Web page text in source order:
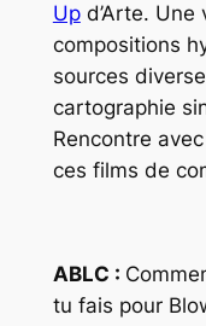
Upd’Arte. Une
compositions
sources
cartographie
Rencontre
ces films de
ABLC :
tu fais pour